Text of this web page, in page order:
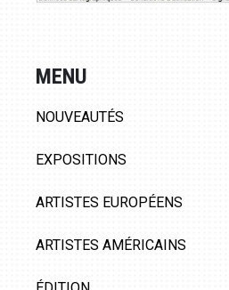
MENU
NOUVEAUTÉS
EXPOSITIONS
ARTISTES EUROPÉENS
ARTISTES AMÉRICAINS